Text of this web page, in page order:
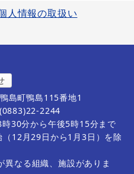
人情報の取扱い
島町鴨島115番地1
2244
30分から午後5時15分まで
（12月29日から1月3日）を除
なる組織、施設がありま